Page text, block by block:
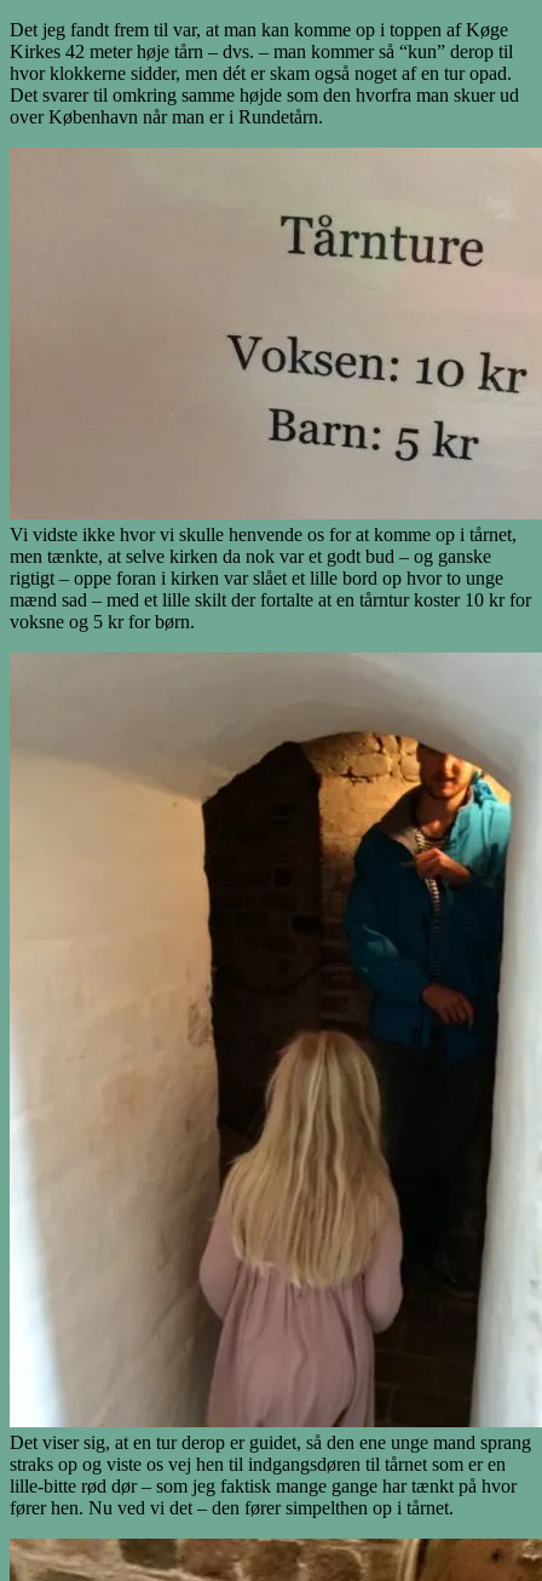
Det jeg fandt frem til var, at man kan komme op i toppen af Køge
Kirkes 42 meter høje tårn – dvs. – man kommer så “kun” derop til
hvor klokkerne sidder, men dét er skam også noget af en tur opad.
Det svarer til omkring samme højde som den hvorfra man skuer ud
over København når man er i Rundetårn.
Vi vidste ikke hvor vi skulle henvende os for at komme op i tårnet,
men tænkte, at selve kirken da nok var et godt bud – og ganske
rigtigt – oppe foran i kirken var slået et lille bord op hvor to unge
mænd sad – med et lille skilt der fortalte at en tårntur koster 10 kr for
voksne og 5 kr for børn.
Det viser sig, at en tur derop er guidet, så den ene unge mand sprang
straks op og viste os vej hen til indgangsdøren til tårnet som er en
lille-bitte rød dør – som jeg faktisk mange gange har tænkt på hvor
fører hen. Nu ved vi det – den fører simpelthen op i tårnet.